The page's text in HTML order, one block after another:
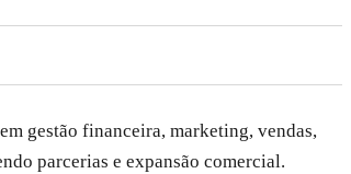
gestão financeira, marketing, vendas,
parcerias e expansão comercial.